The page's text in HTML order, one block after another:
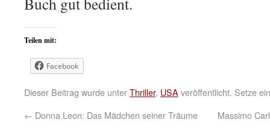
Teilen mit:
Facebook
Dieser Beitrag wurde unterThriller, USA veröffentlicht. Setze
← Donna Leon: Das Mädchen seiner Träume Massimo